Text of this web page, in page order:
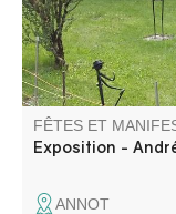
FÊTES ET
Exposition -
ANNOT